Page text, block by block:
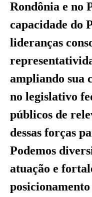
Rondônia e no
capacidade do
lideranças
ampliando sua
no legislativo
públicos de
dessas forças
Podemos
atuação e